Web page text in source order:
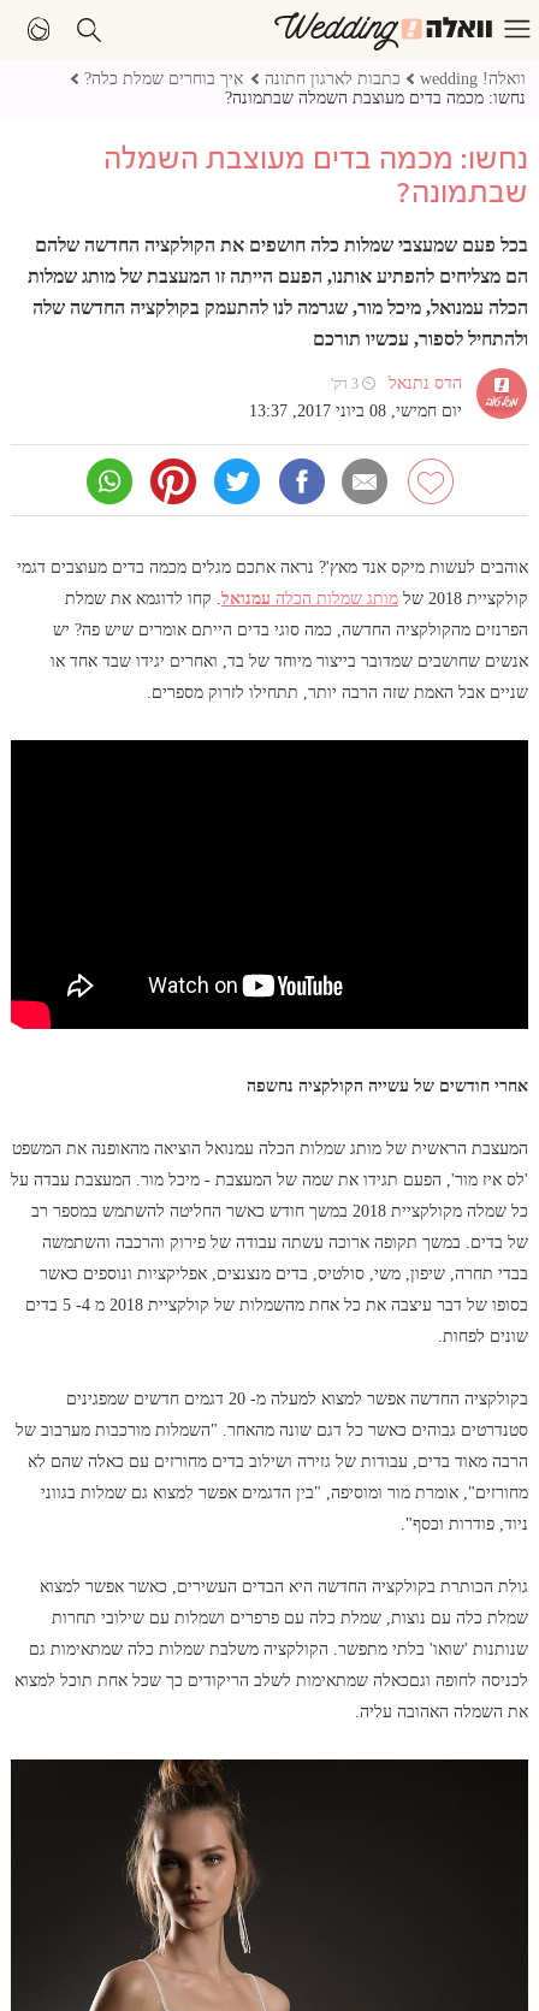
וואלה! wedding כתבות לארגון חתונה
איך בוחרים שמלת כלה?
נחשו: מכמה בדים מעוצבת השמלה שבתמונה?
נחשו: מכמה בדים מעוצבת השמלה
שבתמונה?
בכל פעם שמעצבי שמלות כלה חושפים את הקולקציה החדשה שלהם
הם מצליחים להפתיע אותנו, הפעם הייתה זו המעצבת של מותג שמלות
הכלה עמנואל, מיכל מור, שגרמה לנו להתעמק בקולקציה החדשה שלה
ולהתחיל לספור, עכשיו תורכם
הדס נתנאל ⏲ 3 דק'
יום חמישי, 08 ביוני 2017, 13:37
אוהבים לעשות מיקס אנד מאץ'? נראה אתכם מגלים מכמה בדים מעוצבים דגמי
קולקציית 2018 של
מותג שמלות הכלה עמנואל. קחו לדוגמא את שמלת
הפרנזים מהקולקציה החדשה, כמה סוגי בדים הייתם אומרים שיש פה? יש
אנשים שחושבים שמדובר בייצור מיוחד של בד, ואחרים יגידו שבד אחד או
שניים אבל האמת שזה הרבה יותר, תתחילו לזרוק מספרים.
אחרי חודשים של עשייה הקולקציה נחשפה
המעצבת הראשית של מותג שמלות הכלה עמנואל הוציאה מהאופנה את המשפט
'לס איז מור', הפעם תגידו את שמה של המעצבת - מיכל מור. המעצבת עבדה על
כל שמלה מקולקציית 2018 במשך חודש כאשר החליטה להשתמש במספר רב
של בדים. במשך תקופה ארוכה עשתה עבודה של פירוק והרכבה והשתמשה
בבדי תחרה, שיפון, משי, סולטיס, בדים מנצנצים, אפליקציות ונוספים כאשר
בסופו של דבר עיצבה את כל אחת מהשמלות של קולקציית 2018 מ 4- 5 בדים
שונים לפחות.
בקולקציה החדשה אפשר למצוא למעלה מ- 20 דגמים חדשים שמפגינים
סטנדרטים גבוהים כאשר כל דגם שונה מהאחר. "השמלות מורכבות מערבוב של
הרבה מאוד בדים, עבודות של גזירה ושילוב בדים מחורזים עם כאלה שהם לא
מחורזים", אומרת מור ומוסיפה, "בין הדגמים אפשר למצוא גם שמלות בגווני
ניוד, פודרות וכסף".
גולת הכותרת בקולקציה החדשה היא הבדים העשירים, כאשר אפשר למצוא
שמלת כלה עם נוצות, שמלת כלה עם פרפרים ושמלות עם שילובי תחרות
שנותנות 'שואו' בלתי מתפשר. הקולקציה משלבת שמלות כלה שמתאימות גם
לכניסה לחופה וגםכאלה שמתאימות לשלב הריקודים כך שכל אחת תוכל למצוא
את השמלה האהובה עליה.